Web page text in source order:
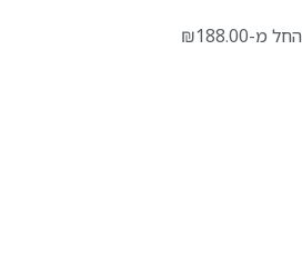
החל מ- ₪188.00